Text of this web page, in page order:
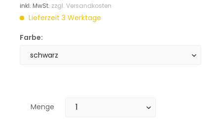
inkl. MwSt. zzgl. Versandkosten
Lieferzeit 3 Werktage
Farbe:
Menge